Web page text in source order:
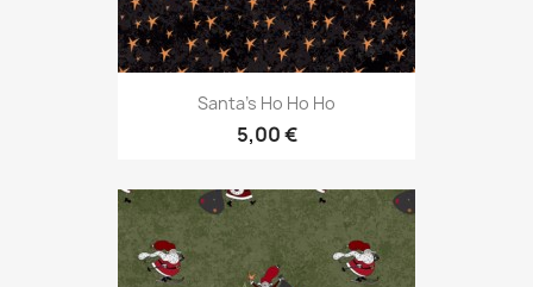
Santa's Ho Ho Ho
5,00 €